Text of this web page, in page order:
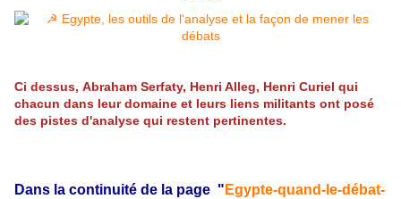
Ci dessus, Abraham Serfaty, Henri Alleg, Henri Curiel qui
chacun dans leur domaine et leurs liens militants ont posé
des pistes d'analyse qui restent pertinentes.
Dans la continuité de la page " Egypte-quand-le-débat-